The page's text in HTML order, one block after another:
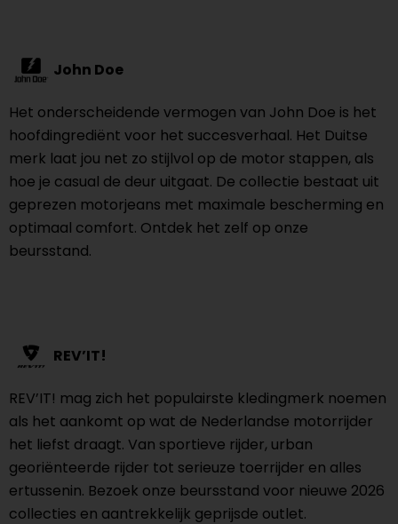
John Doe
Het onderscheidende vermogen van John Doe is het
hoofdingrediënt voor het succesverhaal. Het Duitse
merk laat jou net zo stijlvol op de motor stappen, als
hoe je casual de deur uitgaat. De collectie bestaat uit
geprezen motorjeans met maximale bescherming en
optimaal comfort. Ontdek het zelf op onze
beursstand.
REV’IT!
REV’IT! mag zich het populairste kledingmerk noemen
als het aankomt op wat de Nederlandse motorrijder
het liefst draagt. Van sportieve rijder, urban
georiënteerde rijder tot serieuze toerrijder en alles
ertussenin. Bezoek onze beursstand voor nieuwe 2026
collecties en aantrekkelijk geprijsde outlet.